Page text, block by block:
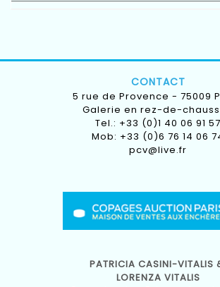
CONTACT
5 rue de Provence - 75009
Galerie en rez-de-
Tel.: +33 (0)1 40 06 91 57
Mob: +33 (0)6 76 14 06
pcv@live.fr
PATRICIA CASINI-VITALIS
LORENZA VITALIS